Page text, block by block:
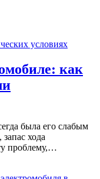
условиях
как
была его слабым
хода
проблему,…